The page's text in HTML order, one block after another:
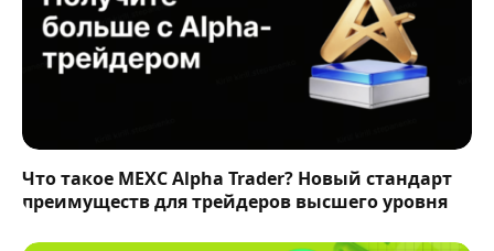
Что такое MEXC Alpha Trader? Новый стандарт
преимуществ для трейдеров высшего уровня